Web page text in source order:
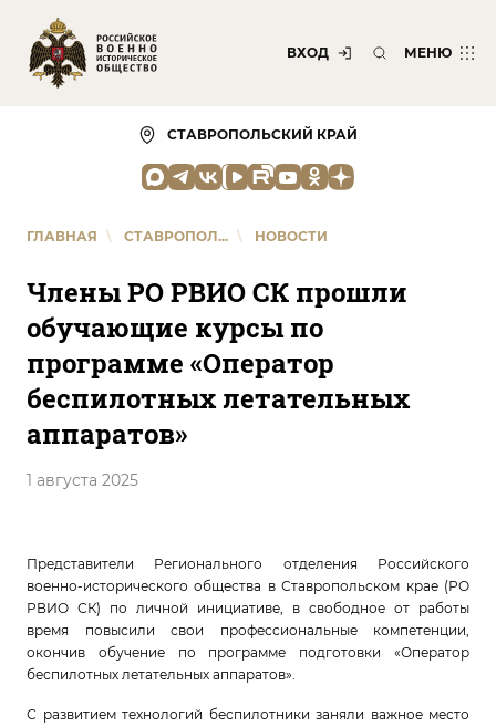
ВХОД МЕНЮ
СТАВРОПОЛЬСКИЙ КРАЙ
ГЛАВНАЯ \ СТАВРОПОЛ... \ НОВОСТИ
Члены РО РВИО СК прошли
обучающие курсы по
программе «Оператор
беспилотных летательных
аппаратов»
1 августа 2025
Представители Регионального отделения Российского
военно-исторического общества в Ставропольском крае (РО
РВИО СК) по личной инициативе, в свободное от работы
время повысили свои профессиональные компетенции,
окончив обучение по программе подготовки «Оператор
беспилотных летательных аппаратов».
С развитием технологий беспилотники заняли важное место